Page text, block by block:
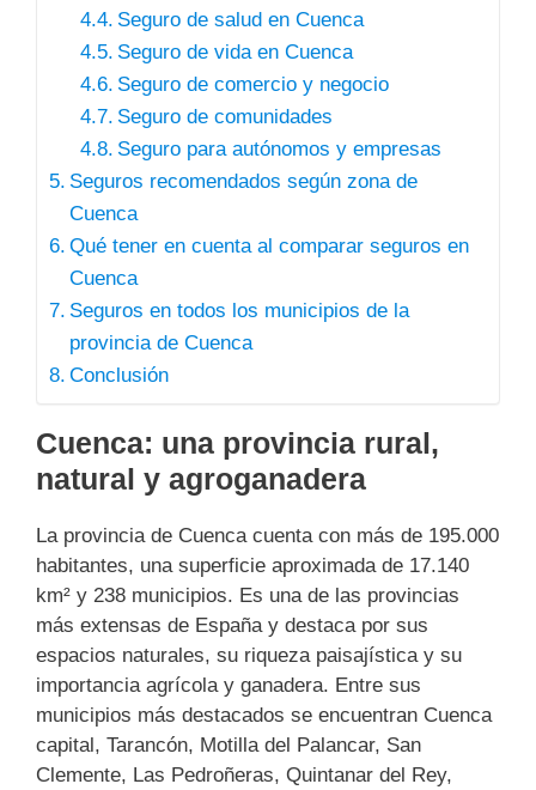
Seguro de salud en Cuenca
Seguro de vida en Cuenca
Seguro de comercio y negocio
Seguro de comunidades
Seguro para autónomos y empresas
Seguros recomendados según zona de
Cuenca
Qué tener en cuenta al comparar seguros en
Cuenca
Seguros en todos los municipios de la
provincia de Cuenca
Conclusión
Cuenca: una provincia rural,
natural y agroganadera
La provincia de Cuenca cuenta con más de 195.000
habitantes, una superficie aproximada de 17.140
km² y 238 municipios. Es una de las provincias
más extensas de España y destaca por sus
espacios naturales, su riqueza paisajística y su
importancia agrícola y ganadera. Entre sus
municipios más destacados se encuentran Cuenca
capital, Tarancón, Motilla del Palancar, San
Clemente, Las Pedroñeras, Quintanar del Rey,